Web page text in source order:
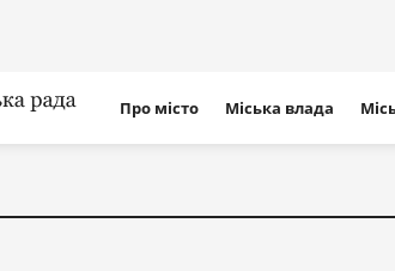
сайту
Про місто Міська влада